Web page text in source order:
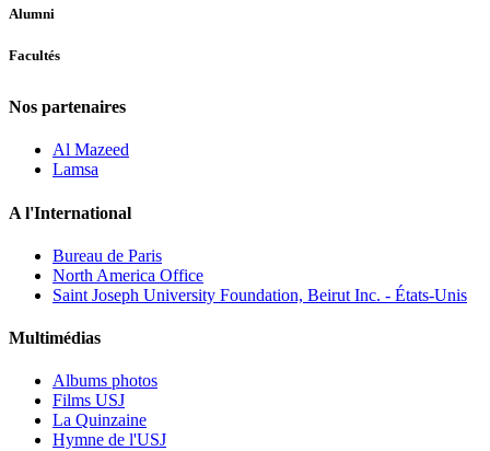
Alumni
Facultés
Nos partenaires
Al Mazeed
Lamsa
A l'International
Bureau de Paris
North America Office
Saint Joseph University Foundation, Beirut Inc. - États-Unis
Multimédias
Albums photos
Films USJ
La Quinzaine
Hymne de l'USJ